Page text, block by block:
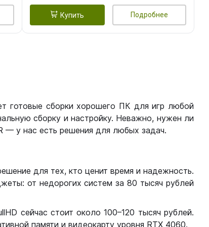
Купить Подробнее
готовые сборки хорошего ПК для игр любой
сборку и настройку. Неважно, нужен ли
— у нас есть решения для любых задач.
для тех, кто ценит время и надежность.
от недорогих систем за 80 тысяч рублей
сейчас стоит около 100–120 тысяч рублей.
памяти и видеокарту уровня RTX 4060.